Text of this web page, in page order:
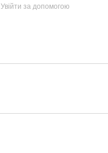
Увійти за допомогою